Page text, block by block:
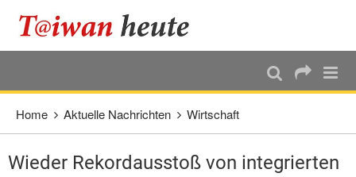
Direkt weiter zum Haupt-Inhalt
Home Aktuelle Nachrichten Wirtschaft
Wieder Rekordausstoß von integrierten